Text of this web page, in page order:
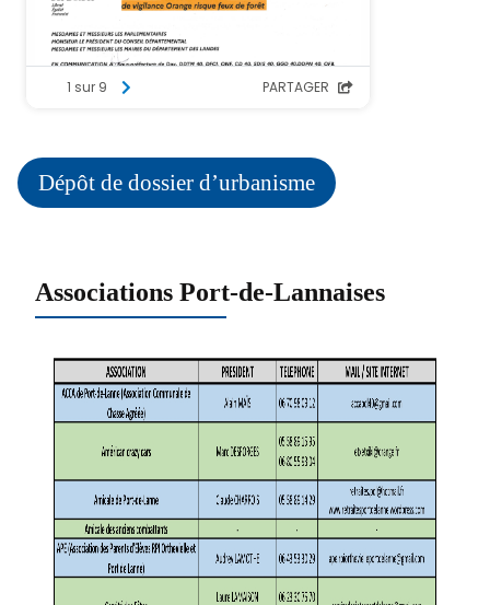
Dépôt de dossier d’urbanisme
Associations Port-de-Lannaises